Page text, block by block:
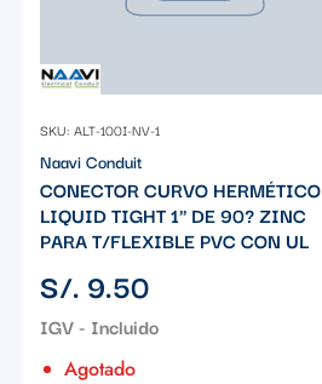
SKU: ALT-100I-NV-1
Naavi Conduit
CONECTOR CURVO HERMÉTICO
LIQUID TIGHT 1" DE 90? ZINC
PARA T/FLEXIBLE PVC CON UL
Precio
regular
S/. 9.50
Agotado